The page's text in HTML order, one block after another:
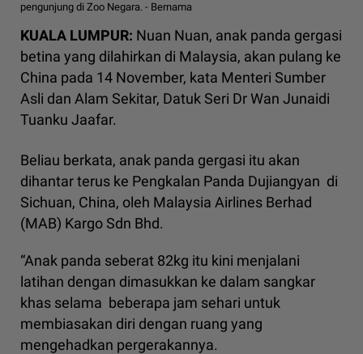
pengunjung di Zoo Negara. - Bernama
KUALA LUMPUR: Nuan Nuan, anak panda gergasi
betina yang dilahirkan di Malaysia, akan pulang ke
China pada 14 November, kata Menteri Sumber
Asli dan Alam Sekitar, Datuk Seri Dr Wan Junaidi
Tuanku Jaafar.
Beliau berkata, anak panda gergasi itu akan
dihantar terus ke Pengkalan Panda Dujiangyan di
Sichuan, China, oleh Malaysia Airlines Berhad
(MAB) Kargo Sdn Bhd.
“Anak panda seberat 82kg itu kini menjalani
latihan dengan dimasukkan ke dalam sangkar
khas selama beberapa jam sehari untuk
membiasakan diri dengan ruang yang
mengehadkan pergerakannya.